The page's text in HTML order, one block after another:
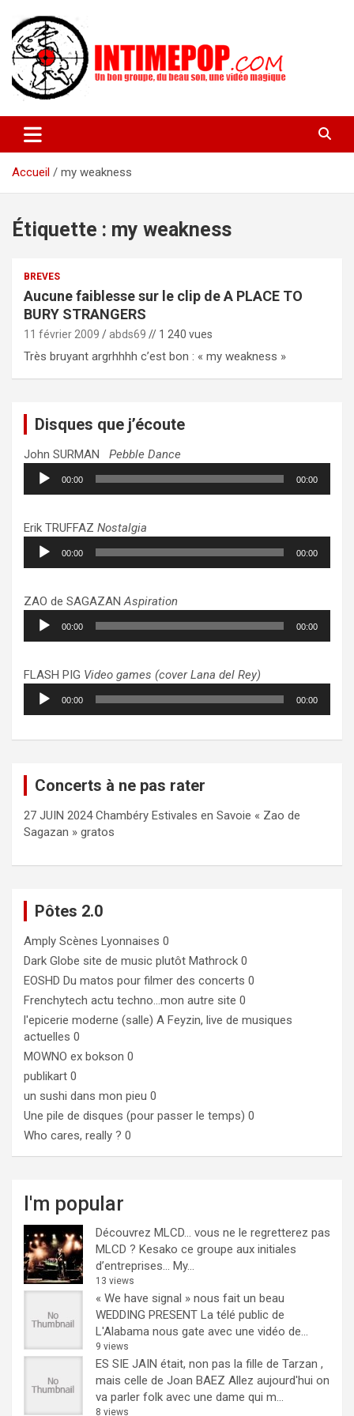
contenu
intimepop.com
actuelles pop rock, post-rock, indé sur Lyon. rock pop concert
lyon
Accueil
my weakness
Étiquette : my weakness
BREVES
Aucune faiblesse sur le clip de A PLACE TO
BURY STRANGERS
11 février 2009 abds69 // 1 240 vues
Très bruyant argrhhhh c’est bon : « my weakness »
Disques que j’écoute
John SURMAN Pebble Dance
Lecteur
audio
00:00 00:00
Erik TRUFFAZ Nostalgia
Lecteur
audio
00:00 00:00
ZAO de SAGAZANAspiration
Lecteur
audio
00:00 00:00
FLASH PIG Video games (cover Lana del Rey)
Lecteur
audio
00:00 00:00
Concerts à ne pas rater
27 JUIN 2024 Chambéry Estivales en Savoie « Zao de
Sagazan » gratos
Pôtes 2.0
Amply Scènes Lyonnaises 0
Dark Globe site de music plutôt Mathrock 0
EOSHD Du matos pour filmer des concerts 0
Frenchytech actu techno…mon autre site 0
l'epicerie moderne (salle) A Feyzin, live de musiques
actuelles 0
MOWNO ex bokson 0
publikart 0
un sushi dans mon pieu 0
Une pile de disques (pour passer le temps) 0
Who cares, really ? 0
I'm popular
Découvrez MLCD… vous ne le regretterez pas
MLCD ? Kesako ce groupe aux initiales
d’entreprises… My...
13 views
« We have signal » nous fait un beau
WEDDING PRESENT La télé public de
L'Alabama nous gate avec une vidéo de...
9 views
ES SIE JAIN était, non pas la fille de Tarzan ,
mais celle de Joan BAEZ Allez aujourd'hui on
va parler folk avec une dame qui m...
8 views